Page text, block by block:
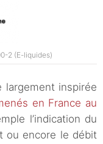
2 (E-liquides)
largement inspirée
en France au
l’indication du
ou encore le débit